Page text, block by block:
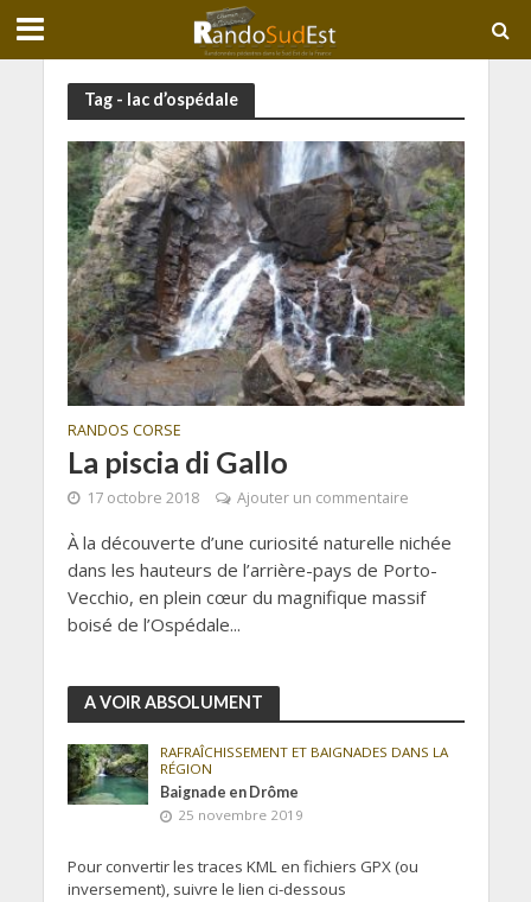
Tag - lac d’ospédale
RANDOS CORSE
La piscia di Gallo
17 octobre 2018 Ajouter un commentaire
À la découverte d’une curiosité naturelle nichée
dans les hauteurs de l’arrière-pays de Porto-
Vecchio, en plein cœur du magnifique massif
boisé de l’Ospédale...
A VOIR ABSOLUMENT
RAFRAÎCHISSEMENT ET BAIGNADES DANS LA
RÉGION
Baignade en Drôme
25 novembre 2019
Pour convertir les traces KML en fichiers GPX (ou
inversement), suivre le lien ci-dessous